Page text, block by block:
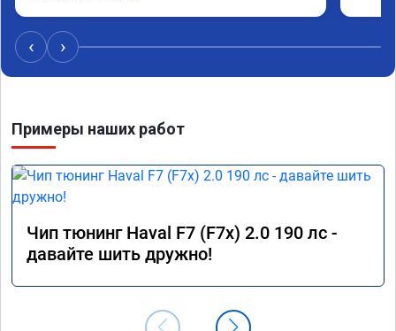
Рекомендую компанию!
Номер сертификата: А011870 от 06.01.2026
‹ ›
Примеры наших работ
Чип тюнинг Haval F7 (F7x) 2.0 190 лс -
давайте шить дружно!